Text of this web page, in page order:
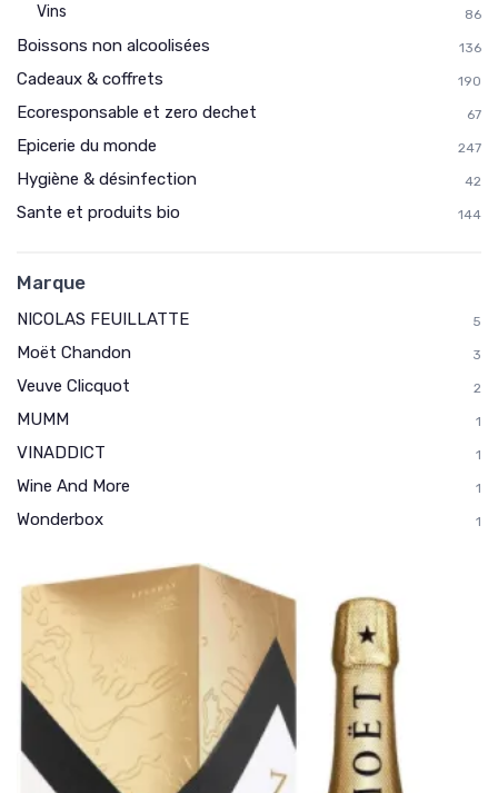
Vins 86
Boissons non alcoolisées 136
Cadeaux & coffrets 190
Ecoresponsable et zero dechet 67
Epicerie du monde 247
Hygiène & désinfection 42
Sante et produits bio 144
Marque
NICOLAS FEUILLATTE 5
Moët Chandon 3
Veuve Clicquot 2
MUMM 1
VINADDICT 1
Wine And More 1
Wonderbox 1